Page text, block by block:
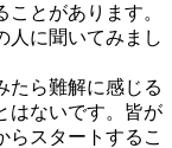
とがあります。
人に聞いてみまし
たら難解に感じる
はないです。皆が
らスタートするこ